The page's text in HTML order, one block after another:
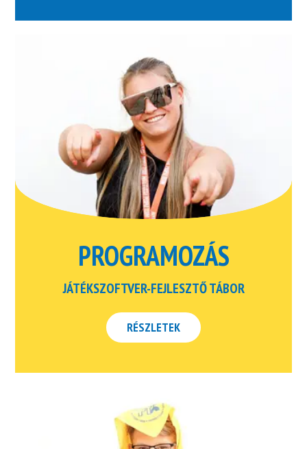
PROGRAMOZÁS
JÁTÉKSZOFTVER-FEJLESZTŐ TÁBOR
RÉSZLETEK